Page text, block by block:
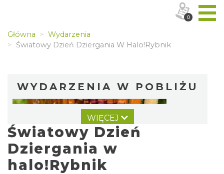
Główna
Wydarzenia
Światowy Dzień Dziergania W Halo!Rybnik
WYDARZENIA W POBLIŻU
WIĘCEJ
Światowy Dzień
Dziergania w
halo!Rybnik
0